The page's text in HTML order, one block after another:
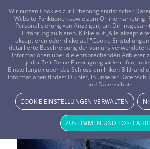
FRAGEN? KOSTENLOS ANRUFEN:
Die Magie in der Bibel
Wir nutzen Cookies zur Erhebung statistischer
Website-Funktionen sowie zum Onlinemarketing,
Personalisierung von Anzeigen, um Dir
Erfahrung zu bieten. Klicke auf „Alle
akzeptieren oder klicke auf "Cookie
detaillierte Beschreibung der von uns verwendeten
Informationen über die entsprechenden Anbieter
jeder Zeit Deine Einwilligung widerrufen,
Einstellungen über das Schloss am linken Bildrand
Informationen findest Du hier, in unserer
und Datenschutz
COOKIE EINSTELLUNGEN VERWALTEN
ZUSTIMMEN UND